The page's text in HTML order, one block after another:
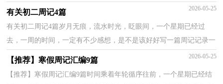
和想法吧。相信许多人会觉得周记很难写吧，以下是小编为...
有关初二周记4篇 2026-05-25
有关初二周记4篇岁月无痕，流水时光，眨眼间，一个星期已经过
去，一周的时间，一定有不少感想，是不是该好好写一篇周记记录一
下呢？周记怎么写才不会流于形式呢？以下是小编为大家整理的初...
【推荐】寒假周记汇编9篇 2026-05-25
【推荐】寒假周记汇编9篇时间乘着年轮循序往前，一个星期已经结